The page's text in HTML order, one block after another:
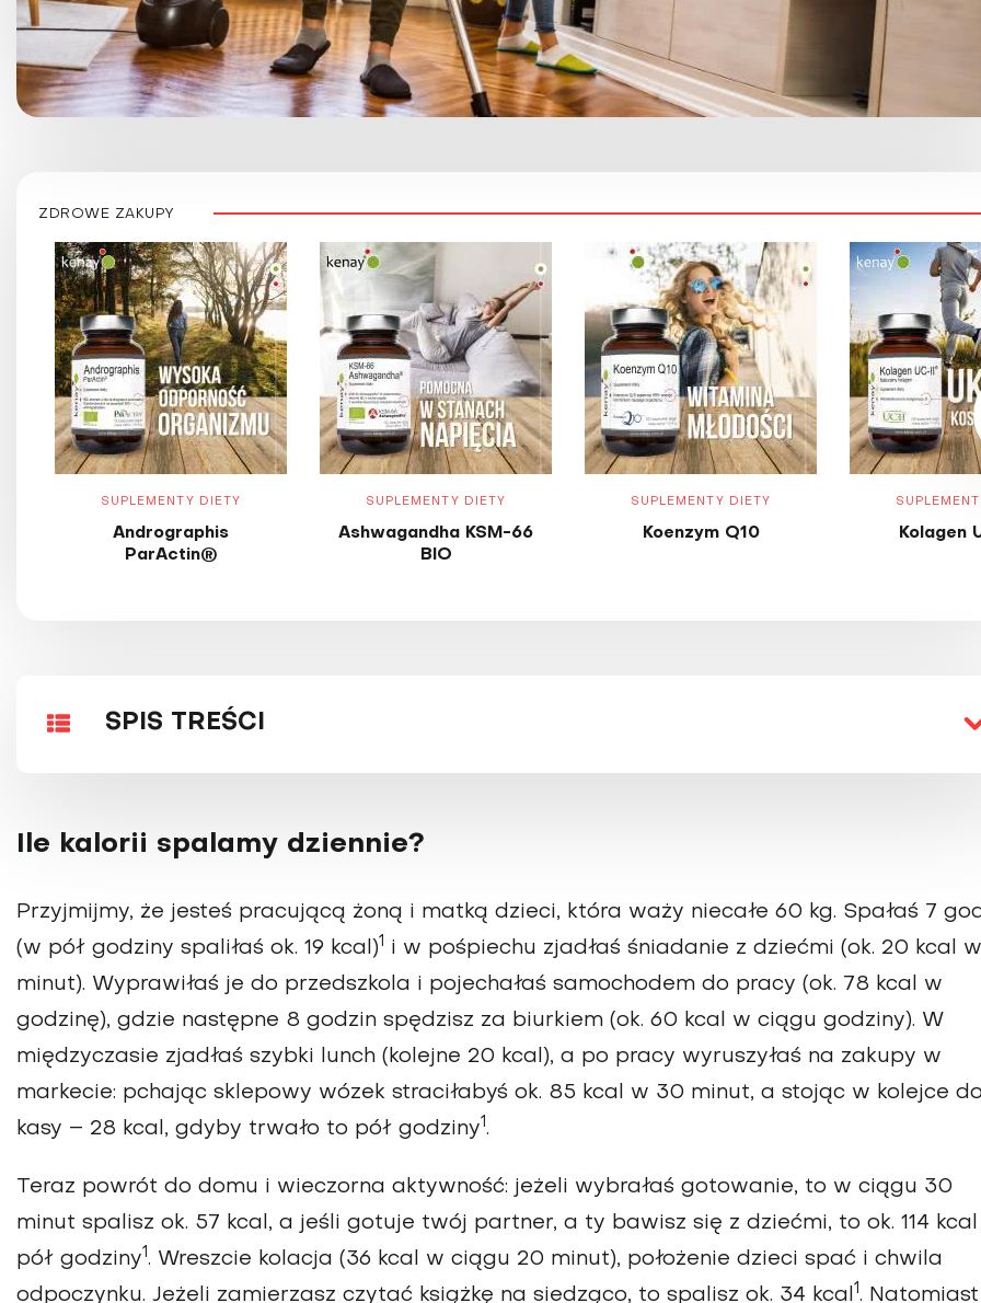
ZDROWE ZAKUPY
SUPLEMENTY DIETY
Andrographis
ParActin®
SUPLEMENTY DIETY
Ashwagandha KSM-66
BIO
SUPLEMENTY DIETY
Koenzym Q10 Kolagen
SPIS TREŚCI
Ile kalorii spalamy dziennie?
Przyjmijmy, że jesteś pracującą żoną i matką dzieci, która waży niecałe 60 kg. Spałaś 7
(w pół godziny spaliłaś ok. 19 kcal)1
i w pośpiechu zjadłaś śniadanie z dziećmi (ok. 20 kcal
minut). Wyprawiłaś je do przedszkola i pojechałaś samochodem do pracy (ok. 78 kcal w
godzinę), gdzie następne 8 godzin spędzisz za biurkiem (ok. 60 kcal w ciągu godziny). W
międzyczasie zjadłaś szybki lunch (kolejne 20 kcal), a po pracy wyruszyłaś na zakupy w
markecie: pchając sklepowy wózek straciłabyś ok. 85 kcal w 30 minut, a stojąc w kolejce do
kasy – 28 kcal, gdyby trwało to pół godziny1.
Teraz powrót do domu i wieczorna aktywność: jeżeli wybrałaś gotowanie, to w ciągu 30
minut spalisz ok. 57 kcal, a jeśli gotuje twój partner, a ty bawisz się z dziećmi, to ok. 114
pół godziny1. Wreszcie kolacja (36 kcal w ciągu 20 minut), położenie dzieci spać i chwila
odpoczynku. Jeżeli zamierzasz czytać książkę na siedząco, to spalisz ok. 34 kcal 1. Natomiast